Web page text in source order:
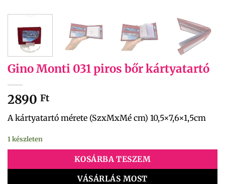
Gino Monti 031 piros bőr kártyatartó
2890 Ft
A kártyatartó mérete (SzxMxMé cm) 10,5×7,6×1,5cm
1 készleten
KOSÁRBA TESZEM
VÁSÁRLÁS MOST